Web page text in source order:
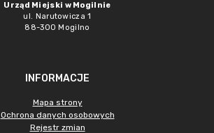
Urząd Miejski w Mogilnie
ul. Narutowicza 1
88-300 Mogilno
INFORMACJE
Mapa strony
Ochrona danych osobowych
Rejestr zmian